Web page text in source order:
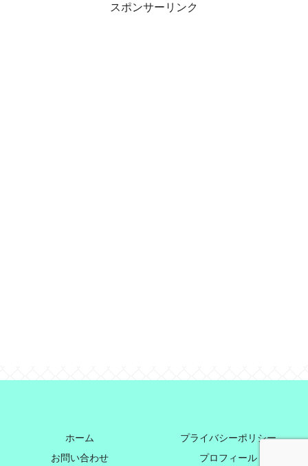
スポンサーリンク
ホーム
プライバシーポリシー
お問い合わせ
プロフィール